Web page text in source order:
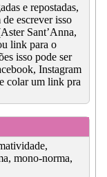
e repostadas,
escrever isso
Sant’Anna,
link para o
isso pode ser
Instagram
colar um link pra
mono-norma,